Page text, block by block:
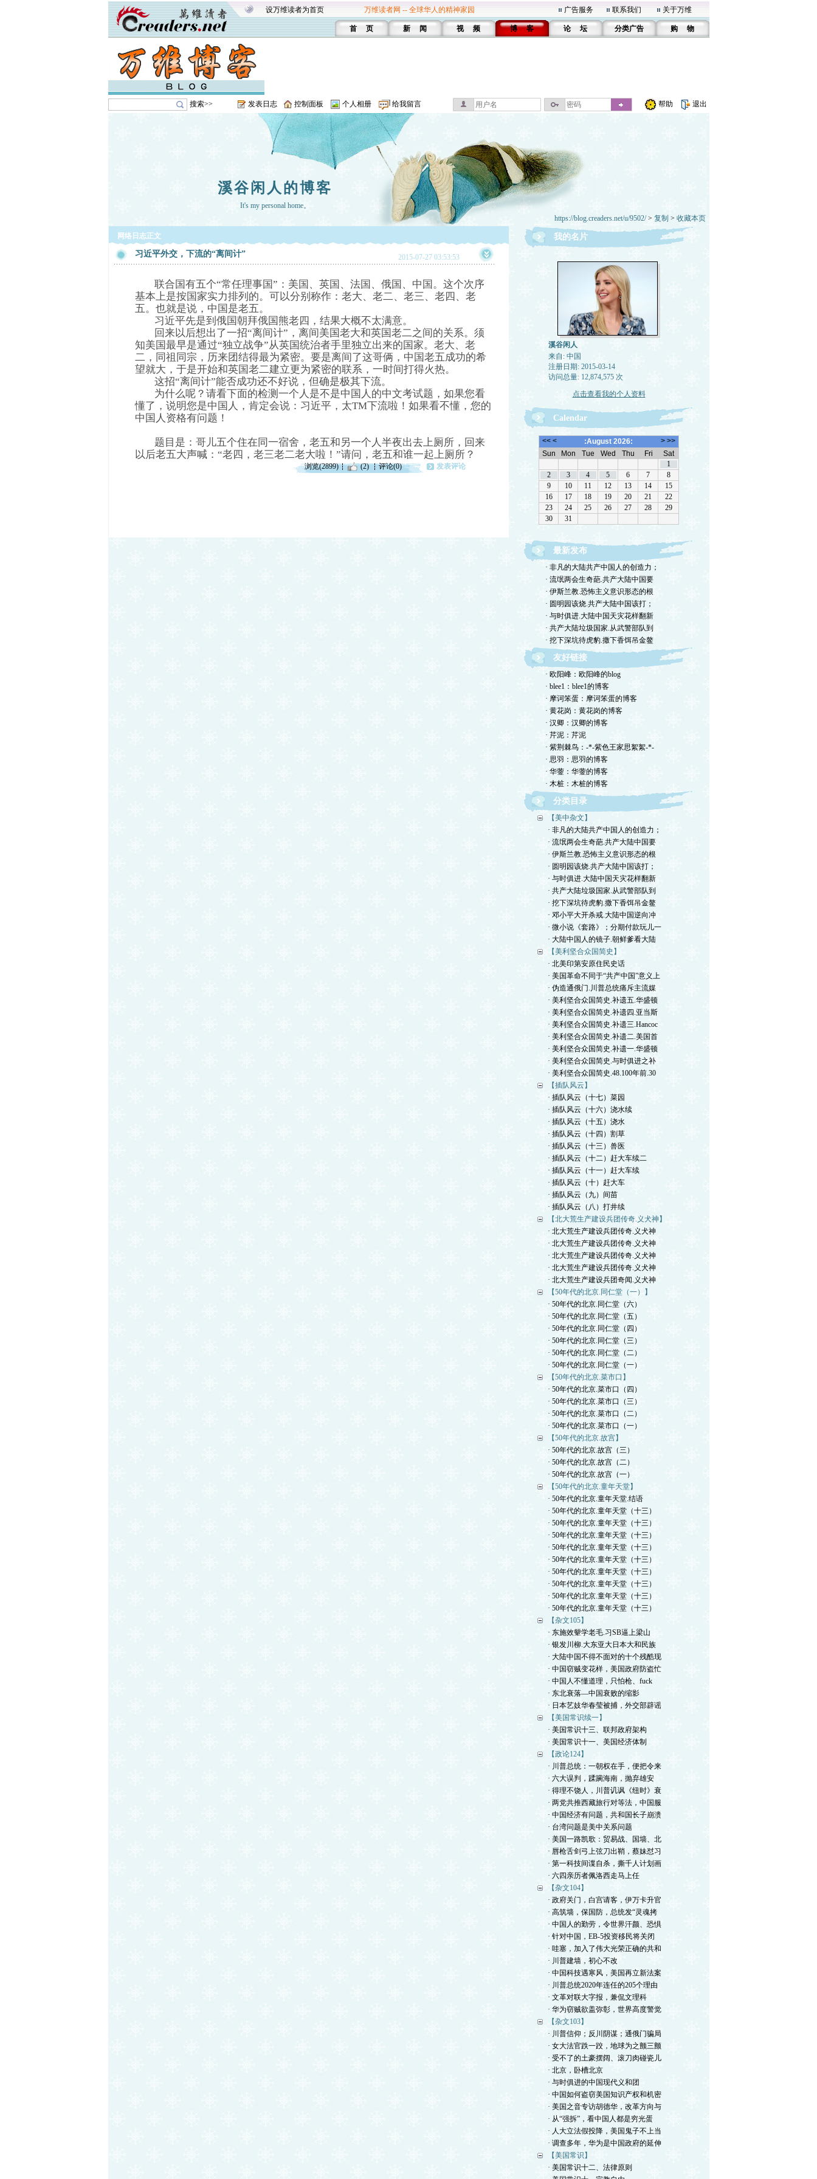
设万维读者为首页 万维读者网 -- 全球华人的精神家园 广告服务 联系我们 关于万维
首 页 新 闻 视 频 博 客 论 坛 分类广告 购 物
搜索>> 发表日志 控制面板 个人相册 给我留言 帮助 退出
溪谷闲人的博客
It's my personal home。
https://blog.creaders.net/u/9502/> 复制 > 收藏本页
网络日志正文
习近平外交，下流的“离间计” 2015-07-27 03:53:53
联合国有五个“常任理事国”：美国、英国、法国、俄国、中国。这个次序
基本上是按国家实力排列的。可以分别称作：老大、老二、老三、老四、老
五。也就是说，中国是老五。
习近平先是到俄国朝拜俄国熊老四，结果大概不太满意。
回来以后想出了一招“离间计”，离间美国老大和英国老二之间的关系。须
知美国最早是通过“独立战争”从英国统治者手里独立出来的国家。老大、老
二，同祖同宗，历来团结得最为紧密。要是离间了这哥俩，中国老五成功的希
望就大，于是开始和英国老二建立更为紧密的联系，一时间打得火热。
这招“离间计”能否成功还不好说，但确是极其下流。
为什么呢？请看下面的检测一个人是不是中国人的中文考试题，如果您看
懂了，说明您是中国人，肯定会说：习近平，太TM下流啦！如果看不懂，您的
中国人资格有问题！
题目是：哥儿五个住在同一宿舍，老五和另一个人半夜出去上厕所，回来
以后老五大声喊：“老四，老三老二老大啦！”请问，老五和谁一起上厕所？
浏览(2899) (2) 评论(0) 发表评论
我的名片
溪谷闲人
来自: 中国
注册日期: 2015-03-14
访问总量: 12,874,575 次
点击查看我的个人资料
Calendar
最新发布
· 非凡的大陆共产中国人的创造力；
· 流氓两会生奇葩.共产大陆中国要
· 伊斯兰教.恐怖主义意识形态的根
· 圆明园该烧.共产大陆中国该打；
· 与时俱进.大陆中国天灾花样翻新
· 共产大陆垃圾国家.从武警部队到
· 挖下深坑待虎豹.撒下香饵吊金鳌
友好链接
· 欧阳峰：欧阳峰的blog
· blee1：blee1的博客
· 摩诃笨蛋：摩诃笨蛋的博客
· 黄花岗：黄花岗的博客
· 汉卿：汉卿的博客
· 芹泥：芹泥
· 紫荆棘鸟：-*-紫色王家思絮絮-*-
· 思羽：思羽的博客
· 华蓥：华蓥的博客
· 木桩：木桩的博客
分类目录
【美中杂文】
· 非凡的大陆共产中国人的创造力；
· 流氓两会生奇葩.共产大陆中国要
· 伊斯兰教.恐怖主义意识形态的根
· 圆明园该烧.共产大陆中国该打；
· 与时俱进.大陆中国天灾花样翻新
· 共产大陆垃圾国家.从武警部队到
· 挖下深坑待虎豹.撒下香饵吊金鳌
· 邓小平大开杀戒.大陆中国逆向冲
· 微小说《套路》；分期付款玩儿一
· 大陆中国人的镜子.朝鲜爹看大陆
【美利坚合众国简史】
· 北美印第安原住民史话
· 美国革命不同于“共产中国”意义上
· 伪造通俄门.川普总统痛斥主流媒
· 美利坚合众国简史.补遗五.华盛顿
· 美利坚合众国简史.补遗四.亚当斯
· 美利坚合众国简史.补遗三.Hancoc
· 美利坚合众国简史.补遗二.美国首
· 美利坚合众国简史.补遗一.华盛顿
· 美利坚合众国简史.与时俱进之补
· 美利坚合众国简史.48.100年前.30
【插队风云】
· 插队风云（十七）菜园
· 插队风云（十六）浇水续
· 插队风云（十五）浇水
· 插队风云（十四）割草
· 插队风云（十三）兽医
· 插队风云（十二）赶大车续二
· 插队风云（十一）赶大车续
· 插队风云（十）赶大车
· 插队风云（九）间苗
· 插队风云（八）打井续
【北大荒生产建设兵团传奇.义犬神】
· 北大荒生产建设兵团传奇.义犬神
· 北大荒生产建设兵团传奇.义犬神
· 北大荒生产建设兵团传奇.义犬神
· 北大荒生产建设兵团传奇.义犬神
· 北大荒生产建设兵团奇闻.义犬神
【50年代的北京.同仁堂（一）】
· 50年代的北京.同仁堂（六）
· 50年代的北京.同仁堂（五）
· 50年代的北京.同仁堂（四）
· 50年代的北京.同仁堂（三）
· 50年代的北京.同仁堂（二）
· 50年代的北京.同仁堂（一）
【50年代的北京.菜市口】
· 50年代的北京.菜市口（四）
· 50年代的北京.菜市口（三）
· 50年代的北京.菜市口（二）
· 50年代的北京.菜市口（一）
【50年代的北京.故宫】
· 50年代的北京.故宫（三）
· 50年代的北京.故宫（二）
· 50年代的北京.故宫（一）
【50年代的北京.童年天堂】
· 50年代的北京.童年天堂.结语
· 50年代的北京.童年天堂（十三）
· 50年代的北京.童年天堂（十三）
· 50年代的北京.童年天堂（十三）
· 50年代的北京.童年天堂（十三）
· 50年代的北京.童年天堂（十三）
· 50年代的北京.童年天堂（十三）
· 50年代的北京.童年天堂（十三）
· 50年代的北京.童年天堂（十三）
· 50年代的北京.童年天堂（十三）
【杂文105】
· 东施效颦学老毛.习SB逼上梁山
· 银发川柳.大东亚大日本大和民族
· 大陆中国不得不面对的十个残酷现
· 中国窃贼变花样，美国政府防盗忙
· 中国人不懂道理，只怕枪、fuck
· 东北衰落—中国衰败的缩影
· 日本艺妓华春莹被捕，外交部辟谣
【美国常识续一】
· 美国常识十三、联邦政府架构
· 美国常识十一、美国经济体制
【政论124】
· 川普总统：一朝权在手，便把令来
· 六大误判，蹂躏海南，抛弃雄安
· 得理不饶人，川普讥讽《纽时》衰
· 两党共推西藏旅行对等法，中国服
· 中国经济有问题，共和国长子崩溃
· 台湾问题是美中关系问题
· 美国一路凯歌：贸易战、国墙、北
· 唇枪舌剑弓上弦刀出鞘，蔡妹怼习
· 第一科技间谍自杀，撕千人计划画
· 六四亲历者佩洛西走马上任
【杂文104】
· 政府关门，白宫请客，伊万卡升官
· 高筑墙，保国防，总统发“灵魂拷
· 中国人的勤劳，令世界汗颜、恐惧
· 针对中国，EB-5投资移民将关闭
· 哇塞，加入了伟大光荣正确的共和
· 川普建墙，初心不改
· 中国科技遇寒风，美国再立新法案
· 川普总统2020年连任的205个理由
· 文革对联大字报，兼侃文理科
· 华为窃贼欲盖弥彰，世界高度警觉
【杂文103】
· 川普信仰；反川阴谋；通俄门骗局
· 女大法官跌一跤，地球为之颤三颤
· 受不了的土豪摆阔、滚刀肉碰瓷儿
· 北京，卧槽北京
· 与时俱进的中国现代义和团
· 中国如何盗窃美国知识产权和机密
· 美国之音专访胡德华，改革方向与
· 从“强拆”，看中国人都是穷光蛋
· 人大立法假投降，美国鬼子不上当
· 调查多年，华为是中国政府的延伸
【美国常识】
· 美国常识十二、法律原则